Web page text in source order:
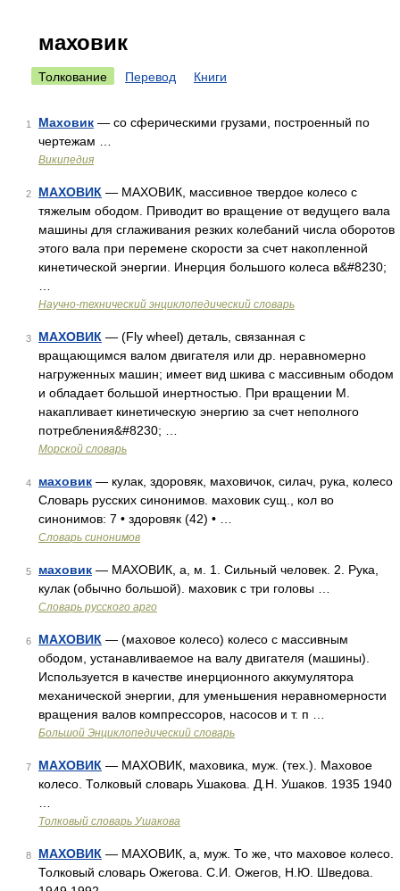
маховик
Толкование Перевод Книги
1 Маховик — со сферическими грузами, построенный по
чертежам …
Википедия
2 МАХОВИК — МАХОВИК, массивное твердое колесо с
тяжелым ободом. Приводит во вращение от ведущего вала
машины для сглаживания резких колебаний числа оборотов
этого вала при перемене скорости за счет накопленной
кинетической энергии. Инерция большого колеса в&#8230;
Научно-технический энциклопедический словарь
3 МАХОВИК — (Fly wheel) деталь, связанная с
вращающимся валом двигателя или др. неравномерно
нагруженных машин; имеет вид шкива с массивным ободом
и обладает большой инертностью. При вращении М.
накапливает кинетическую энергию за счет неполного
потребления&#8230; …
Морской словарь
4 маховик — кулак, здоровяк, маховичок, силач, рука, колесо
Словарь русских синонимов. маховик сущ., кол во
синонимов: 7 • здоровяк (42) • …
Словарь синонимов
5 маховик — МАХОВИК, а, м. 1. Сильный человек. 2. Рука,
кулак (обычно большой). маховик с три головы …
Словарь русского арго
6 МАХОВИК — (маховое колесо) колесо с массивным
ободом, устанавливаемое на валу двигателя (машины).
Используется в качестве инерционного аккумулятора
механической энергии, для уменьшения неравномерности
вращения валов компрессоров, насосов и т. п …
Большой Энциклопедический словарь
7 МАХОВИК — МАХОВИК, маховика, муж. (тех.). Маховое
колесо. Толковый словарь Ушакова. Д.Н. Ушаков. 1935 1940
Толковый словарь Ушакова
8 МАХОВИК — МАХОВИК, а, муж. То же, что маховое колесо.
Толковый словарь Ожегова. С.И. Ожегов, Н.Ю. Шведова.